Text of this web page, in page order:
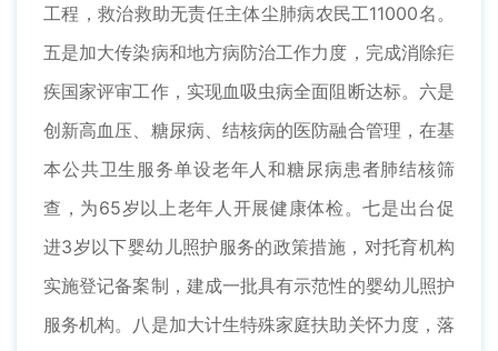
工程，救治救助无责任主体尘肺病农民工11000名。
五是加大传染病和地方病防治工作力度，完成消除疟
疾国家评审工作，实现血吸虫病全面阻断达标。六是
创新高血压、糖尿病、结核病的医防融合管理，在基
本公共卫生服务单设老年人和糖尿病患者肺结核筛
查，为65岁以上老年人开展健康体检。七是出台促
进3岁以下婴幼儿照护服务的政策措施，对托育机构
实施登记备案制，建成一批具有示范性的婴幼儿照护
服务机构。八是加大计生特殊家庭扶助关怀力度，落